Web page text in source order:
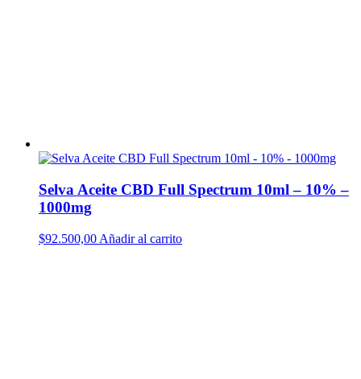
Selva Aceite CBD Full Spectrum 10ml – 10% –
1000mg
$92.500,00 Añadir al carrito